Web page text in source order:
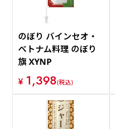
のぼり バインセオ・
ベトナム料理 のぼり
旗 XYNP
¥ 1,398(税込)